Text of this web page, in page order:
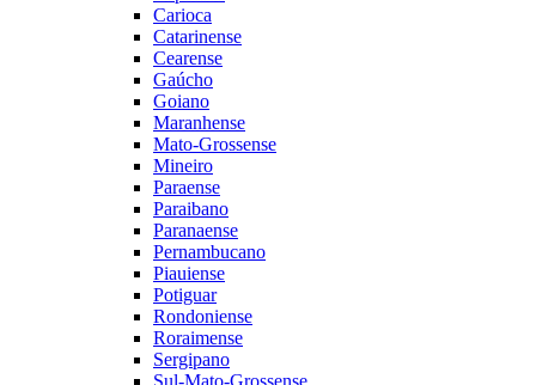
Carioca
Catarinense
Cearense
Gaúcho
Goiano
Maranhense
Mato-Grossense
Mineiro
Paraense
Paraibano
Paranaense
Pernambucano
Piauiense
Potiguar
Rondoniense
Roraimense
Sergipano
Sul-Mato-Grossense